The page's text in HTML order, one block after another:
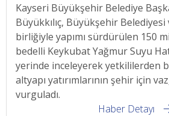
Kayseri Büyükşehir Belediye
Büyükkılıç, Büyükşehir Belediyesi
birliğiyle yapımı sürdürülen 150
bedelli Keykubat Yağmur Suyu
yerinde inceleyerek yetkililerden
altyapı yatırımlarının şehir için
vurguladı.
Haber Detayı